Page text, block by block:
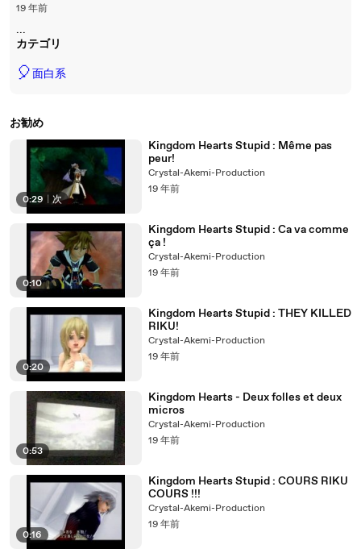
19 年前
...
カテゴリ
🎈面白系
お勧め
0:29 次
Kingdom Hearts Stupid : Même pas
peur!
Crystal-Akemi-Production
19 年前
0:10
Kingdom Hearts Stupid : Ca va comme
ça !
Crystal-Akemi-Production
19 年前
0:20
Kingdom Hearts Stupid : THEY KILLED
RIKU!
Crystal-Akemi-Production
19 年前
0:53
Kingdom Hearts - Deux folles et deux
micros
Crystal-Akemi-Production
19 年前
0:16
Kingdom Hearts Stupid : COURS RIKU
COURS !!!
Crystal-Akemi-Production
19 年前